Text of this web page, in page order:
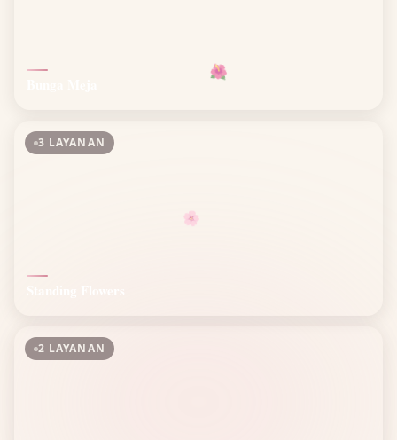
🌸
🌺
3 LAYANAN
2 LAYANAN